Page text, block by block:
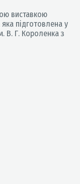
виставкою
підготовлена у
В. Г. Короленка з